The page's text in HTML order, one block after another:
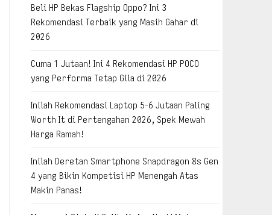
Beli HP Bekas Flagship Oppo? Ini 3
Rekomendasi Terbaik yang Masih Gahar di
2026
Cuma 1 Jutaan! Ini 4 Rekomendasi HP POCO
yang Performa Tetap Gila di 2026
Inilah Rekomendasi Laptop 5-6 Jutaan Paling
Worth It di Pertengahan 2026, Spek Mewah
Harga Ramah!
Inilah Deretan Smartphone Snapdragon 8s Gen
4 yang Bikin Kompetisi HP Menengah Atas
Makin Panas!